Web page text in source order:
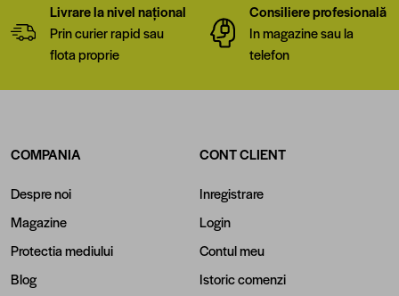
Livrare la nivel național
Prin curier rapid sau
flota proprie
Consiliere profesională
In magazine sau la
telefon
COMPANIA
Despre noi
Magazine
Protectia mediului
Blog
CONT CLIENT
Inregistrare
Login
Contul meu
Istoric comenzi